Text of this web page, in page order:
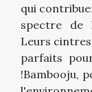
qui
spectre de
Leurs
parfaits
!Bambooju,